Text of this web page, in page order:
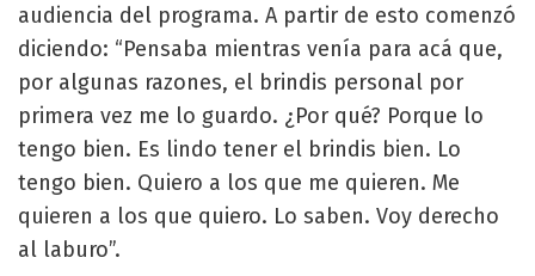
audiencia del programa. A partir de esto comenzó
diciendo: “Pensaba mientras venía para acá que,
por algunas razones, el brindis personal por
primera vez me lo guardo. ¿Por qué? Porque lo
tengo bien. Es lindo tener el brindis bien. Lo
tengo bien. Quiero a los que me quieren. Me
quieren a los que quiero. Lo saben. Voy derecho
al laburo”.